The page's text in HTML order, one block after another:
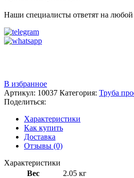
Наши специалисты ответят на любой
В избранное
Артикул: 10037 Категория: Труба
Поделиться:
Характеристики
Как купить
Доставка
Отзывы (0)
Характеристики
Вес
2.05 кг